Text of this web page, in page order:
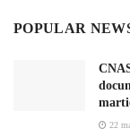
POPULAR
22